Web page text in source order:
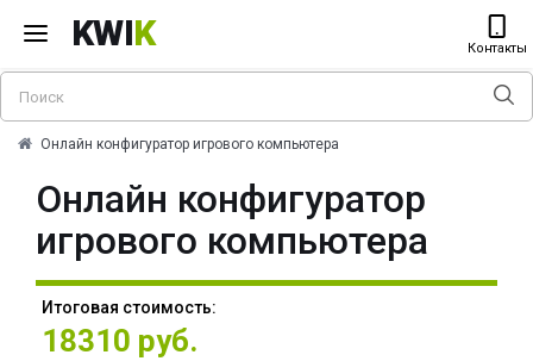
KWIK Контакты
Онлайн конфигуратор игрового компьютера
Онлайн конфигуратор
игрового компьютера
Итоговая стоимость:
18310 руб.